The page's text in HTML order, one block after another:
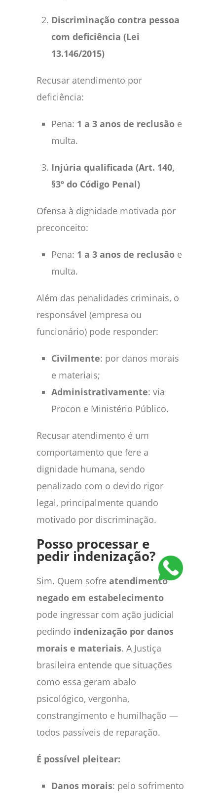
Discriminação contra pessoa
com deficiência (Lei
13.146/2015)
Recusar atendimento por
deficiência:
Pena: 1 a 3 anos de reclusão e
multa.
Injúria qualificada (Art. 140,
§3º do Código Penal)
Ofensa à dignidade motivada por
preconceito:
Pena: 1 a 3 anos de reclusão e
multa.
Além das penalidades criminais, o
responsável (empresa ou
funcionário) pode responder:
Civilmente: por danos morais
e materiais;
Administrativamente: via
Procon e Ministério Público.
Recusar atendimento é um
comportamento que fere a
dignidade humana, sendo
penalizado com o devido rigor
legal, principalmente quando
motivado por discriminação.
Posso processar e
pedir indenização?
Sim. Quem sofre atendimento
negado em estabelecimento
pode ingressar com ação judicial
pedindo indenização por danos
morais e materiais. A Justiça
brasileira entende que situações
como essa geram abalo
psicológico, vergonha,
constrangimento e humilhação —
todos passíveis de reparação.
É possível pleitear:
Danos morais: pelo sofrimento